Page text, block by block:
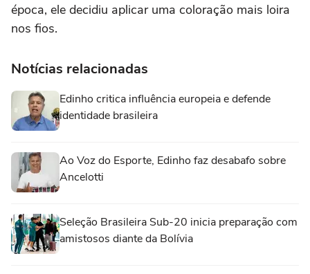
época, ele decidiu aplicar uma coloração mais loira
nos fios.
Notícias relacionadas
Edinho critica influência europeia e defende
identidade brasileira
Ao Voz do Esporte, Edinho faz desabafo sobre
Ancelotti
Seleção Brasileira Sub-20 inicia preparação com
amistosos diante da Bolívia